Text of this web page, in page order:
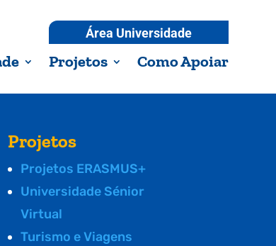
Área Universidade
Projetos Como Apoiar
Projetos
Projetos ERASMUS+
Universidade Sénior
Virtual
Turismo e Viagens